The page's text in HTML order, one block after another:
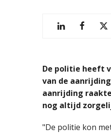
De politie heeft
van de
aanrijding
nog altijd
"De politie kon